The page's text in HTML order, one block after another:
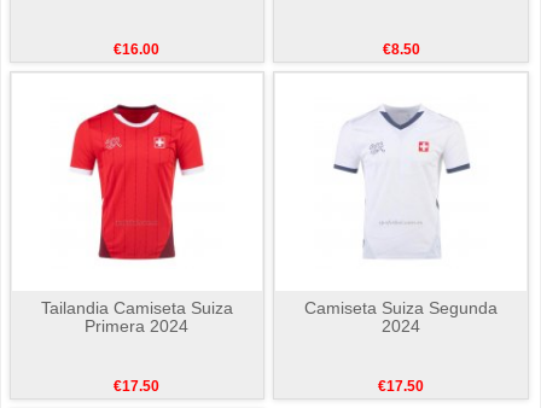
€16.00 €8.50
Tailandia Camiseta Suiza
Primera 2024
€17.50
Camiseta Suiza Segunda
2024
€17.50